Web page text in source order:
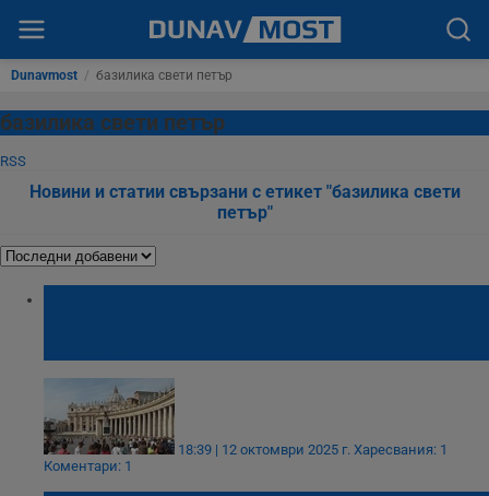
Dunavmost / базилика свети петър
базилика свети петър
RSS
Новини и статии свързани с етикет "базилика свети
петър"
18:39 | 12 октомври 2025 г. Харесвания: 1
Коментари: 1